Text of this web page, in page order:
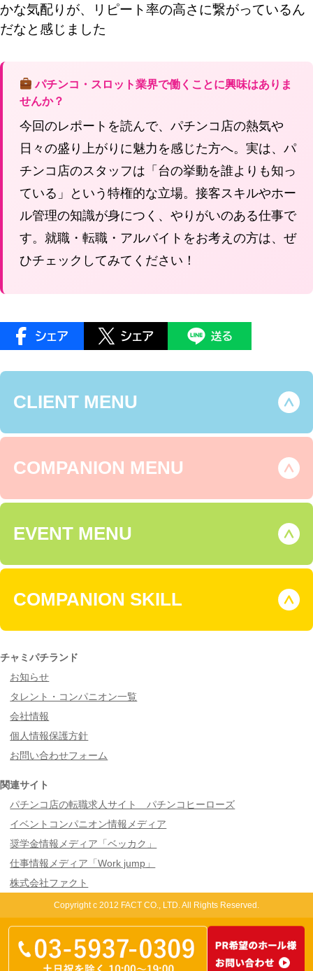
かな気配りが、リピート率の高さに繋がっているん
だなと感じました
パチンコ・スロット業界で働くことに興味はありま
せんか？
今回のレポートを読んで、パチンコ店の熱気や
日々の盛り上がりに魅力を感じた方へ。実は、パ
チンコ店のスタッフは「台の挙動を誰よりも知っ
ている」という特権的な立場。接客スキルやホー
ル管理の知識が身につく、やりがいのある仕事で
す。就職・転職・アルバイトをお考えの方は、ぜ
ひチェックしてみてください！
CLIENT MENU
COMPANION MENU
EVENT MENU
COMPANION SKILL
チャミパチランド
お知らせ
タレント・コンパニオン一覧
会社情報
個人情報保護方針
お問い合わせフォーム
関連サイト
パチンコ店の転職求人サイト パチンコヒーローズ
イベントコンパニオン情報メディア
奨学金情報メディア「ベッカク」
仕事情報メディア「Work jump」
株式会社ファクト
Copyright c 2012 FACT CO., LTD. All Rights Reserved.